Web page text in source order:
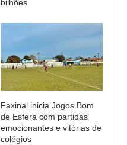
bilhões
Faxinal inicia Jogos Bom
de Esfera com partidas
emocionantes e vitórias de
colégios